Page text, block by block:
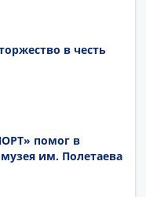
в честь
помог в
музея им. Полетаева